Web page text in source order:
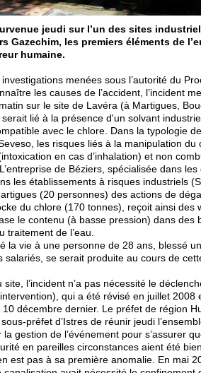
jeudi sur l’un des sites
Gazechim, les premiers éléments de
humaine.
menées sous l’autorité du
les causes de l’accident, l’incident
sur le site de Lavéra (à Martigues,
lié à la présence d'un solvant
avec le chlore. Dans la typologie
les risques liés à la manipulation du
en cas d’inhalation) et non
de Béziers, spécialisée dans les
les établissements à risques industriels
(20 personnes) des actions de
du chlore (170 tonnes), reçoit ainsi des
le contenu (à basse pression) dans des
traitement de l’eau.
la vie à une personne de 28 ans, blessé
salariés, se serait produite au cours de
site, l’incident n’a pas nécessité le
qui a été révisé en juillet 2008
10 décembre dernier. Le préfet de région
préfet d’Istres de réunir jeudi
gestion de l’événement pour s’assurer
en pareilles circonstances aient été
est pas à sa première anomalie. En mai